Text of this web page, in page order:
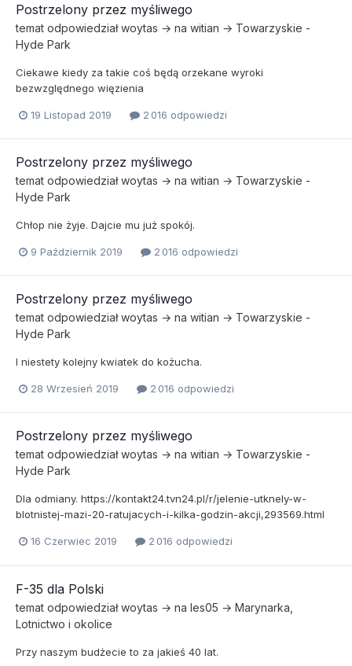
Postrzelony przez myśliwego
temat odpowiedziałwoytas → na witian → Towarzyskie -
Hyde Park
Ciekawe kiedy za takie coś będą orzekane wyroki
bezwzględnego więzienia
19 Listopad 2019 2 016 odpowiedzi
Postrzelony przez myśliwego
temat odpowiedziałwoytas → na witian → Towarzyskie -
Hyde Park
Chłop nie żyje. Dajcie mu już spokój.
9 Październik 2019 2 016 odpowiedzi
Postrzelony przez myśliwego
temat odpowiedziałwoytas → na witian → Towarzyskie -
Hyde Park
I niestety kolejny kwiatek do kożucha.
28 Wrzesień 2019 2 016 odpowiedzi
Postrzelony przez myśliwego
temat odpowiedziałwoytas → na witian → Towarzyskie -
Hyde Park
Dla odmiany. https://kontakt24.tvn24.pl/r/jelenie-utknely-w-
blotnistej-mazi-20-ratujacych-i-kilka-godzin-akcji,293569.html
16 Czerwiec 2019 2 016 odpowiedzi
F-35 dla Polski
temat odpowiedziałwoytas → na les05 → Marynarka,
Lotnictwo i okolice
Przy naszym budżecie to za jakieś 40 lat.